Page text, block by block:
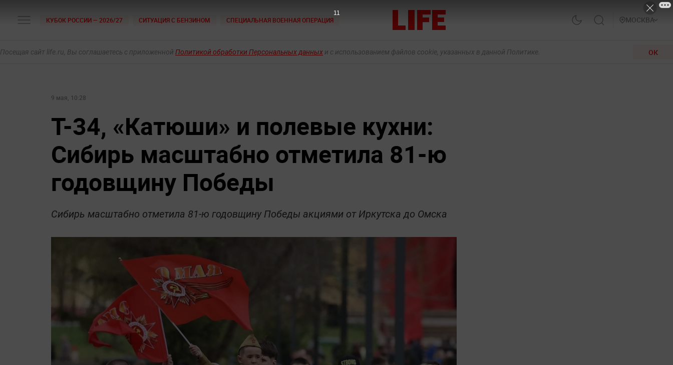
КУБОК РОССИИ — 2026/27 СИТУАЦИЯ С БЕНЗИНОМ СПЕЦИАЛЬНАЯ ВОЕННАЯ ОПЕРАЦИЯ МОСКВА
Посещая сайт life.ru, Вы соглашаетесь с приложенной Политикой обработки Персональных данных и с использованием файлов cookie, указанных в данной Политике. ОК
9 мая, 10:28
Т-34, «Катюши» и полевые кухни:
Сибирь масштабно отметила 81-ю
годовщину Победы
Сибирь масштабно отметила 81-ю годовщину Победы акциями от Иркутска до Омска
10